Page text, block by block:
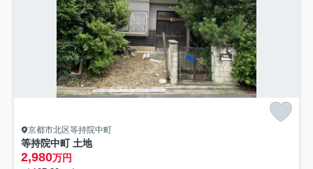
京都市北区等持院中町
等持院中町 土地
2,980万円